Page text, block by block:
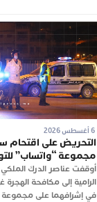
التحريض على اقتحام
مجموعة “واتساب”
أوقفت عناصر الدرك الملكي
الرامية إلى مكافحة
في إشرافهما على مجموعة